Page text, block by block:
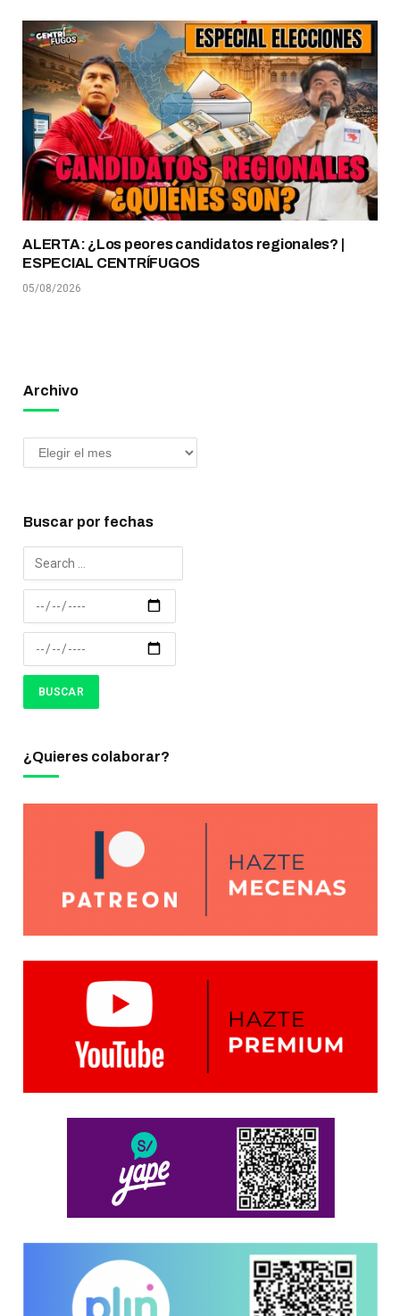
ALERTA: ¿Los peores candidatos regionales? |
ESPECIAL CENTRÍFUGOS
05/08/2026
Archivo
Buscar por fechas
¿Quieres colaborar?